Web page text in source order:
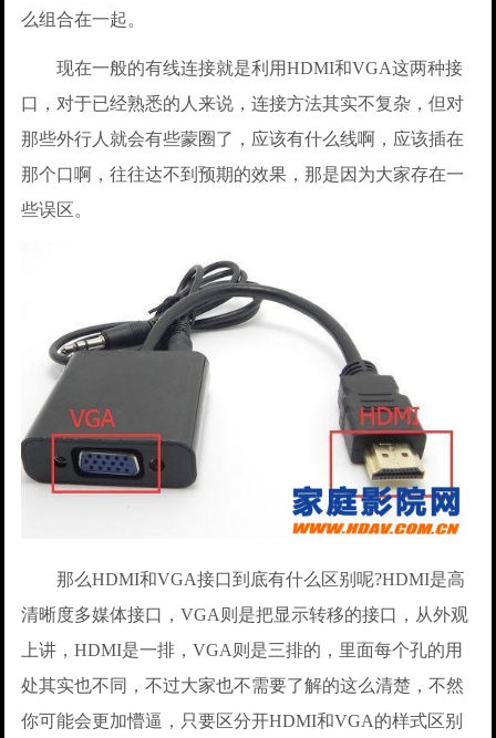
么组合在一起。
现在一般的有线连接就是利用HDMI和VGA这两种接
口，对于已经熟悉的人来说，连接方法其实不复杂，但对
那些外行人就会有些蒙圈了，应该有什么线啊，应该插在
那个口啊，往往达不到预期的效果，那是因为大家存在一
些误区。
那么HDMI和VGA接口到底有什么区别呢?HDMI是高
清晰度多媒体接口，VGA则是把显示转移的接口，从外观
上讲，HDMI是一排，VGA则是三排的，里面每个孔的用
处其实也不同，不过大家也不需要了解的这么清楚，不然
你可能会更加懵逼，只要区分开HDMI和VGA的样式区别